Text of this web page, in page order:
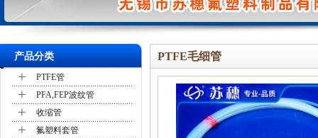
产品分类
+ PTFE管
+ PFA,FEP波纹管
+ 收缩管
+ 氟塑料套管
PTFE毛细管